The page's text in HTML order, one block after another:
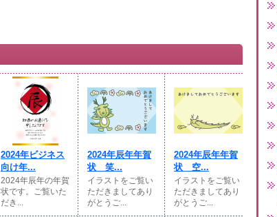
2024年ビジネス
向け年...
2024年辰年の年賀
状です。ご覧いた
だき...
2024年辰年年賀
状 笑...
イラストをご覧い
ただきましてあり
がとうご...
2024年辰年年賀
状 空...
イラストをご覧い
ただきましてあり
がとうご...